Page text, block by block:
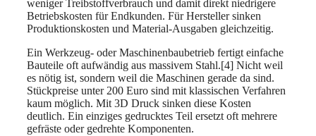
weniger Treibstoffverbrauch und damit direkt niedrigere
Betriebskosten für Endkunden. Für Hersteller sinken
Produktionskosten und Material-Ausgaben gleichzeitig.
Ein Werkzeug- oder Maschinenbaubetrieb fertigt einfache
Bauteile oft aufwändig aus massivem Stahl.[4] Nicht weil
es nötig ist, sondern weil die Maschinen gerade da sind.
Stückpreise unter 200 Euro sind mit klassischen Verfahren
kaum möglich. Mit 3D Druck sinken diese Kosten
deutlich. Ein einziges gedrucktes Teil ersetzt oft mehrere
gefräste oder gedrehte Komponenten.